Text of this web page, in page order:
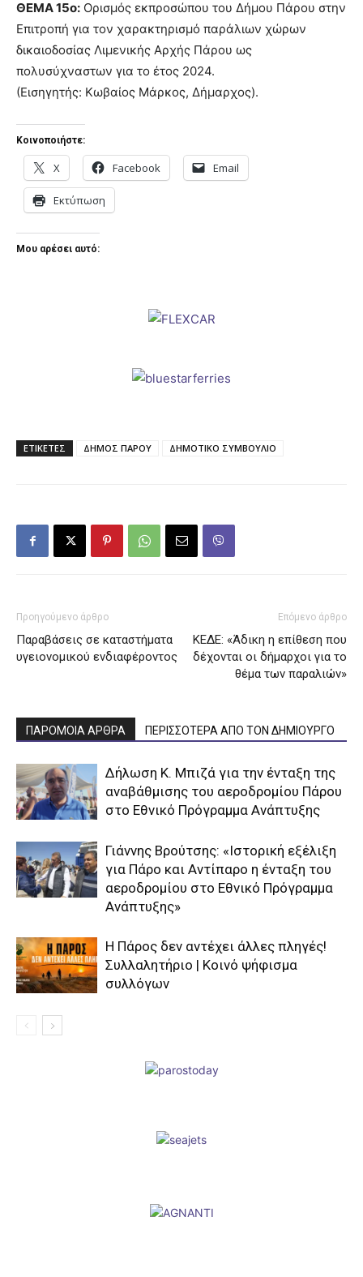
ΘΕΜΑ 15ο: Ορισμός εκπροσώπου του Δήμου Πάρου στην
Επιτροπή για τον χαρακτηρισμό παράλιων χώρων
δικαιοδοσίας Λιμενικής Αρχής Πάρου ως
πολυσύχναστων για το έτος 2024.
(Εισηγητής: Κωβαίος Μάρκος, Δήμαρχος).
Κοινοποιήστε:
X Facebook Email
Εκτύπωση
Μου αρέσει αυτό:
ΕΤΙΚΕΤΕΣ ΔΗΜΟΣ ΠΑΡΟΥ ΔΗΜΟΤΙΚΟ ΣΥΜΒΟΥΛΙΟ
Προηγούμενο άρθρο
Παραβάσεις σε καταστήματα
υγειονομικού ενδιαφέροντος
Επόμενο άρθρο
ΚΕΔΕ: «Άδικη η επίθεση που
δέχονται οι δήμαρχοι για το
θέμα των παραλιών»
ΠΑΡΟΜΟΙΑ ΑΡΘΡΑ ΠΕΡΙΣΣΟΤΕΡΑ ΑΠΟ ΤΟΝ ΔΗΜΙΟΥΡΓΟ
Δήλωση Κ. Μπιζά για την ένταξη της
αναβάθμισης του αεροδρομίου Πάρου
στο Εθνικό Πρόγραμμα Ανάπτυξης
Γιάννης Βρούτσης: «Ιστορική εξέλιξη
για Πάρο και Αντίπαρο η ένταξη του
αεροδρομίου στο Εθνικό Πρόγραμμα
Ανάπτυξης»
Η Πάρος δεν αντέχει άλλες πληγές!
Συλλαλητήριο | Κοινό ψήφισμα
συλλόγων